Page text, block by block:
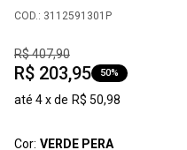
COD.: 3112591301P
R$407,90
R$ 203,95 50%
até 4x de R$ 50,98
Cor: VERDE PERA